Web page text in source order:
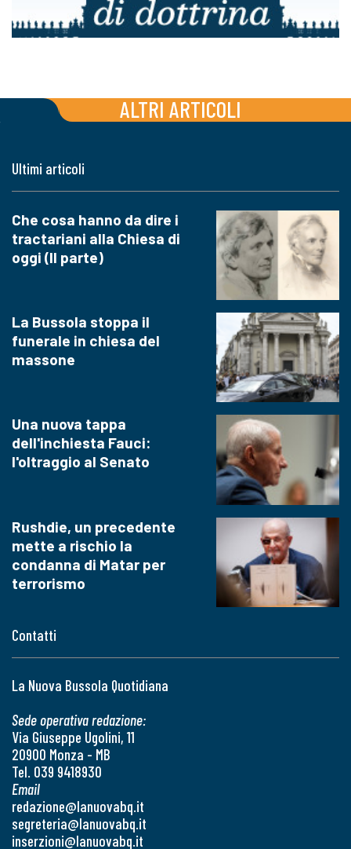
ALTRI ARTICOLI
Contatti
La Nuova Bussola Quotidiana
Sede operativa redazione:
Via Giuseppe Ugolini, 11
20900 Monza - MB
Tel. 039 9418930
Email
redazione@lanuovabq.it
segreteria@lanuovabq.it
inserzioni@lanuovabq.it
Ultimi articoli
Che cosa hanno da dire i
tractariani alla Chiesa di
oggi (II parte)
La Bussola stoppa il
funerale in chiesa del
massone
Una nuova tappa
dell'inchiesta Fauci:
l'oltraggio al Senato
Rushdie, un precedente
mette a rischio la
condanna di Matar per
terrorismo